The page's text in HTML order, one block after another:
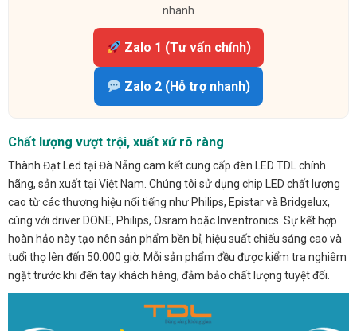
nhanh
Zalo 1 (Tư vấn chính)
Zalo 2 (Hỗ trợ nhanh)
Chất lượng vượt trội, xuất xứ rõ ràng
Thành Đạt Led tại Đà Nẵng cam kết cung cấp đèn LED TDL chính
hãng, sản xuất tại Việt Nam. Chúng tôi sử dụng chip LED chất lượng
cao từ các thương hiệu nổi tiếng như Philips, Epistar và Bridgelux,
cùng với driver DONE, Philips, Osram hoặc Inventronics. Sự kết hợp
hoàn hảo này tạo nên sản phẩm bền bỉ, hiệu suất chiếu sáng cao và
tuổi thọ lên đến 50.000 giờ. Mỗi sản phẩm đều được kiểm tra nghiêm
ngặt trước khi đến tay khách hàng, đảm bảo chất lượng tuyệt đối.